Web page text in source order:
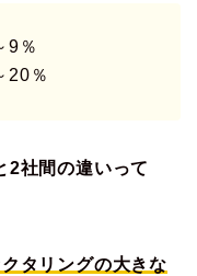
9％
20％
2社間の違いって
タリングの大きな